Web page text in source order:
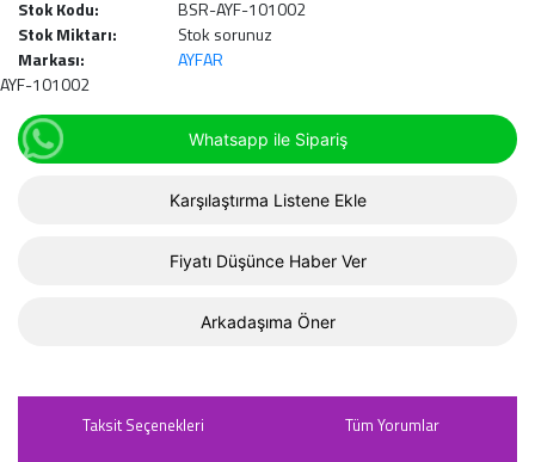
Stok Kodu:
BSR-AYF-101002
Stok Miktarı:
Stok sorunuz
Markası:
AYFAR
AYF-101002
Whatsapp ile Sipariş
Karşılaştırma Listene Ekle
Fiyatı Düşünce Haber Ver
Arkadaşıma Öner
Taksit Seçenekleri Tüm Yorumlar